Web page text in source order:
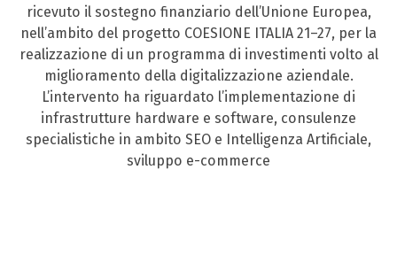
ricevuto il sostegno finanziario dell’Unione Europea,
nell’ambito del progetto COESIONE ITALIA 21–27, per la
realizzazione di un programma di investimenti volto al
miglioramento della digitalizzazione aziendale.
L’intervento ha riguardato l’implementazione di
infrastrutture hardware e software, consulenze
specialistiche in ambito SEO e Intelligenza Artificiale,
sviluppo e-commerce